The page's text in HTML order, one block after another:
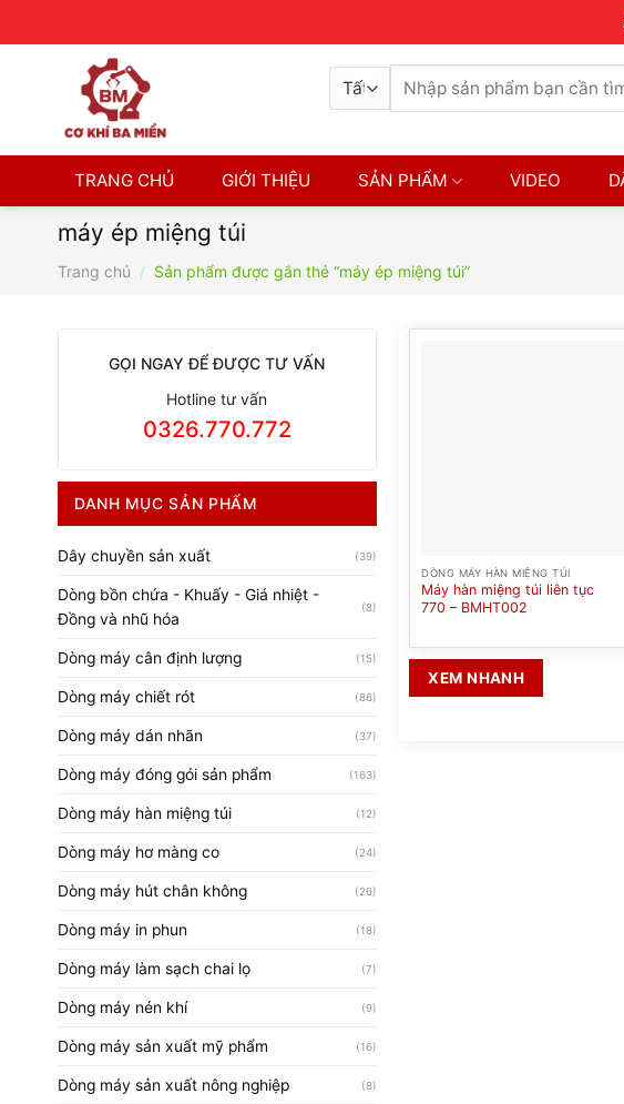
kiếm:
TRANG CHỦ GIỚI THIỆU SẢN PHẨM VIDEO
máy ép miệng túi
Trang chủ / Sản phẩm được gắn thẻ “máy ép miệng túi”
GỌI NGAY ĐỂ ĐƯỢC TƯ VẤN
Hotline tư vấn
0326.770.772
DANH MỤC SẢN PHẨM
Dây chuyền sản xuất (39)
Dòng bồn chứa - Khuấy - Giá nhiệt -
Đồng và nhũ hóa
(8)
Dòng máy cân định lượng (15)
Dòng máy chiết rót (86)
Dòng máy dán nhãn (37)
Dòng máy đóng gói sản phẩm (163)
Dòng máy hàn miệng túi (12)
Dòng máy hơ màng co (24)
Dòng máy hút chân không (26)
Dòng máy in phun (18)
Dòng máy làm sạch chai lọ (7)
Dòng máy nén khí (9)
Dòng máy sản xuất mỹ phẩm (16)
Dòng máy sản xuất nông nghiệp (8)
DÒNG MÁY HÀN MIỆNG TÚI
Máy hàn miệng túi liên tục
770 – BMHT002
XEM NHANH